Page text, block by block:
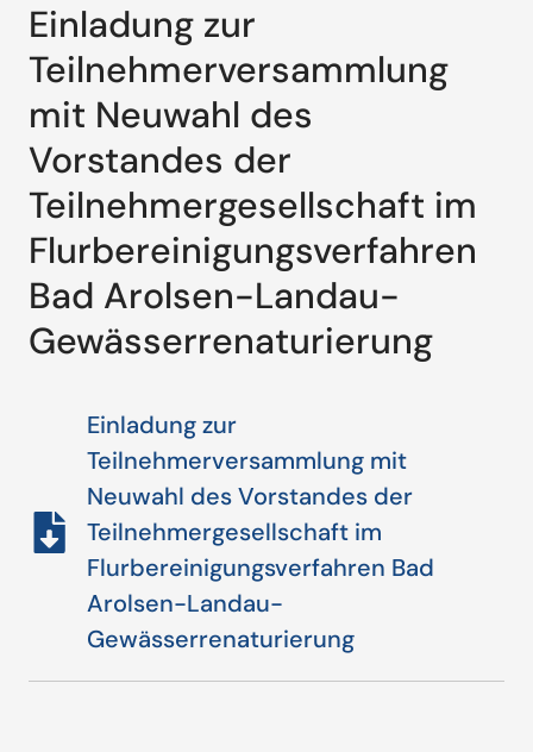
Einladung zur
Teilnehmerversammlung
mit Neuwahl des
Vorstandes der
Teilnehmergesellschaft im
Flurbereinigungsverfahren
Bad Arolsen-Landau-
Gewässerrenaturierung
Einladung zur
Teilnehmerversammlung mit
Neuwahl des Vorstandes der
Teilnehmergesellschaft im
Flurbereinigungsverfahren Bad
Arolsen-Landau-
Gewässerrenaturierung